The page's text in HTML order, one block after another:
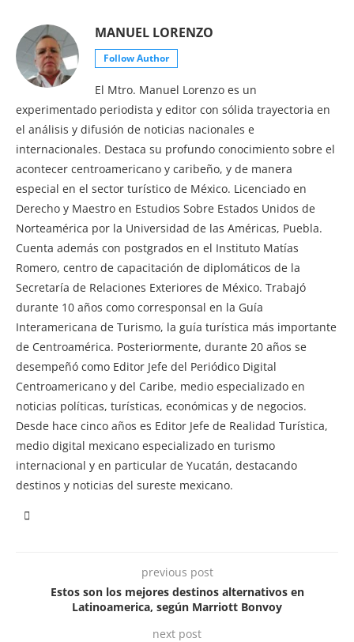
MANUEL LORENZO
Follow Author
El Mtro. Manuel Lorenzo es un
experimentado periodista y editor con sólida trayectoria en
el análisis y difusión de noticias nacionales e
internacionales. Destaca su profundo conocimiento sobre el
acontecer centroamericano y caribeño, y de manera
especial en el sector turístico de México. Licenciado en
Derecho y Maestro en Estudios Sobre Estados Unidos de
Norteamérica por la Universidad de las Américas, Puebla.
Cuenta además con postgrados en el Instituto Matías
Romero, centro de capacitación de diplomáticos de la
Secretaría de Relaciones Exteriores de México. Trabajó
durante 10 años como corresponsal en la Guía
Interamericana de Turismo, la guía turística más importante
de Centroamérica. Posteriormente, durante 20 años se
desempeñó como Editor Jefe del Periódico Digital
Centroamericano y del Caribe, medio especializado en
noticias políticas, turísticas, económicas y de negocios.
Desde hace cinco años es Editor Jefe de Realidad Turística,
medio digital mexicano especializado en turismo
internacional y en particular de Yucatán, destacando
destinos y noticias del sureste mexicano.
previous post
Estos son los mejores destinos alternativos en
Latinoamerica, según Marriott Bonvoy
next post